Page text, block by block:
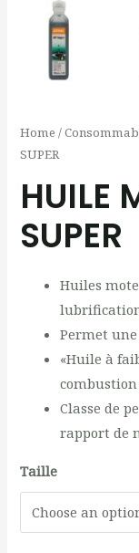
Home /
SUPER
HUILE
SUPER
Huiles
Permet
«Huile à
Classe de
rapport de
Taille